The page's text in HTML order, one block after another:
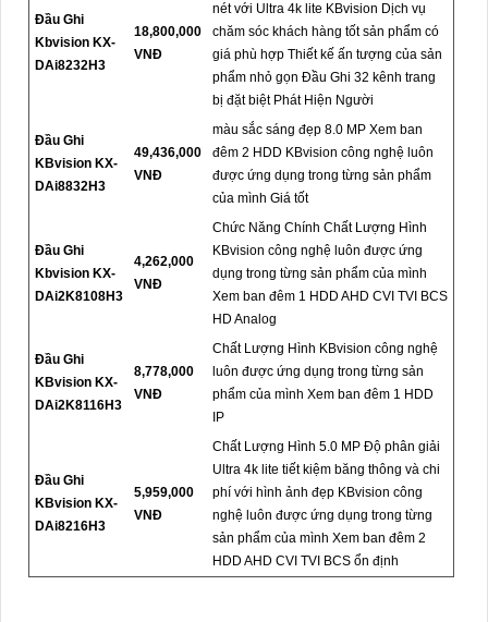
Đầu Ghi
Kbvision KX-
DAi8232H3
18,800,000
VNĐ
nét với Ultra 4k lite KBvision Dịch vụ
chăm sóc khách hàng tốt sản phẩm có
giá phù hợp Thiết kế ấn tượng của sản
phẩm nhỏ gọn Đầu Ghi 32 kênh trang
bị đặt biệt Phát Hiện Người
Đầu Ghi
KBvision KX-
DAi8832H3
49,436,000
VNĐ
màu sắc sáng đẹp 8.0 MP Xem ban
đêm 2 HDD KBvision công nghệ luôn
được ứng dụng trong từng sản phẩm
của mình Giá tốt
Đầu Ghi
Kbvision KX-
DAi2K8108H3
4,262,000
VNĐ
Chức Năng Chính Chất Lượng Hình
KBvision công nghệ luôn được ứng
dụng trong từng sản phẩm của mình
Xem ban đêm 1 HDD AHD CVI TVI BCS
HD Analog
Đầu Ghi
KBvision KX-
DAi2K8116H3
8,778,000
VNĐ
Chất Lượng Hình KBvision công nghệ
luôn được ứng dụng trong từng sản
phẩm của mình Xem ban đêm 1 HDD
IP
Đầu Ghi
KBvision KX-
DAi8216H3
5,959,000
VNĐ
Chất Lượng Hình 5.0 MP Độ phân giải
Ultra 4k lite tiết kiệm băng thông và chi
phí với hình ảnh đẹp KBvision công
nghệ luôn được ứng dụng trong từng
sản phẩm của mình Xem ban đêm 2
HDD AHD CVI TVI BCS ổn định